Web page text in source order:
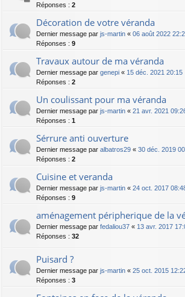
Réponses : 2
Décoration de votre véranda
Dernier message par js-martin « 06 août 2022
Réponses : 9
Travaux autour de ma véranda
Dernier message par genepi « 15 déc. 2021 20:15
Réponses : 2
Un coulissant pour ma véranda
Dernier message par js-martin « 21 avr. 2021
Réponses : 1
Sérrure anti ouverture
Dernier message par albatros29 « 30 déc. 2019
Réponses : 2
Cuisine et veranda
Dernier message par js-martin « 24 oct. 2017
Réponses : 9
aménagement péripherique de la
Dernier message par fedaliou37 « 13 avr. 2017
Réponses : 32
Puisard ?
Dernier message par js-martin « 25 oct. 2015
Réponses : 3